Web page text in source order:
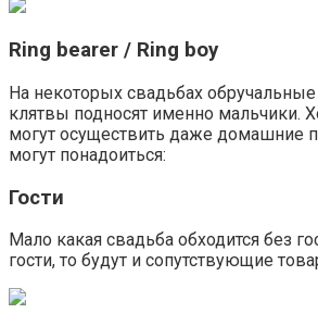
Ring bearer / Ring boy
На некоторых свадьбах
клятвы подносят именно мальчики.
могут осуществить даже домашние
могут понадоиться:
Гости
Мало какая свадьба обходится без
гости, то будут и сопутствующие